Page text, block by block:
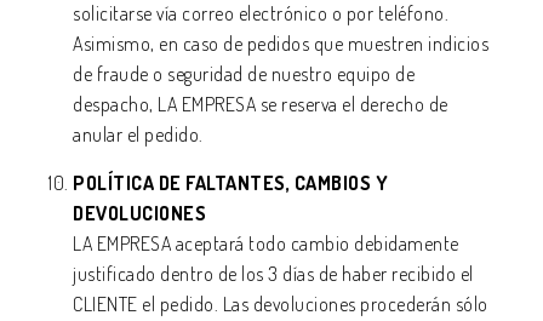
solicitarse vía correo electrónico o por teléfono.
Asimismo, en caso de pedidos que muestren indicios
de fraude o seguridad de nuestro equipo de
despacho, LA EMPRESA se reserva el derecho de
anular el pedido.
POLÍTICA DE FALTANTES, CAMBIOS Y
DEVOLUCIONES
LA EMPRESA aceptará todo cambio debidamente
justificado dentro de los 3 días de haber recibido el
CLIENTE el pedido. Las devoluciones procederán sólo